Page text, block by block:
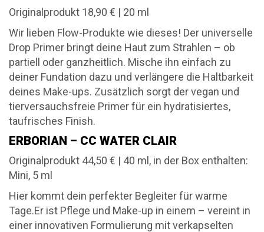
Originalprodukt 18,90 € | 20 ml
Wir lieben Flow-Produkte wie dieses! Der universelle
Drop Primer bringt deine Haut zum Strahlen – ob
partiell oder ganzheitlich. Mische ihn einfach zu
deiner Fundation dazu und verlängere die Haltbarkeit
deines Make-ups. Zusätzlich sorgt der vegan und
tierversauchsfreie Primer für ein hydratisiertes,
taufrisches Finish.
ERBORIAN – CC WATER CLAIR
Originalprodukt 44,50 € | 40 ml, in der Box enthalten:
Mini, 5 ml
Hier kommt dein perfekter Begleiter für warme
Tage.Er ist Pflege und Make-up in einem – vereint in
einer innovativen Formulierung mit verkapselten